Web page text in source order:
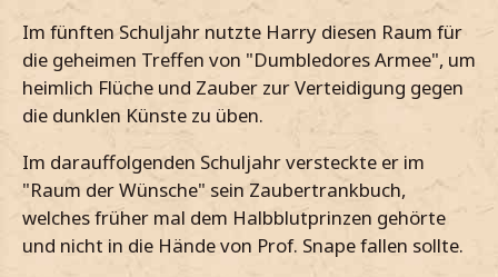
Im fünften Schuljahr nutzte Harry diesen Raum für
die geheimen Treffen von "Dumbledores Armee", um
heimlich Flüche und Zauber zur Verteidigung gegen
die dunklen Künste zu üben.
Im darauffolgenden Schuljahr versteckte er im
"Raum der Wünsche" sein Zaubertrankbuch,
welches früher mal dem Halbblutprinzen gehörte
und nicht in die Hände von Prof. Snape fallen sollte.